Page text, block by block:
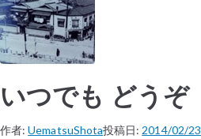
いつでも どうぞ
作者:UematsuShota投稿日: 2014/02/23